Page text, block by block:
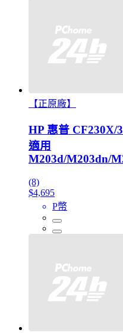
【正原廠】
HP 惠普 CF230X/
適用
M203d/M203dn/
(8)
$4,695
P幣